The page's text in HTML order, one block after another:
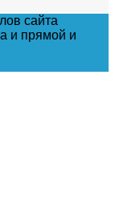
сайта
и прямой и